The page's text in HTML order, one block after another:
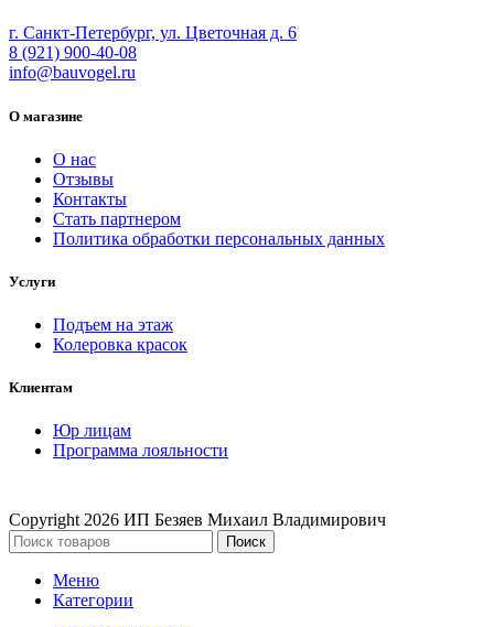
г. Санкт-Петербург, ул. Цветочная д. 6
8 (921) 900-40-08
info@bauvogel.ru
О магазине
О нас
Отзывы
Контакты
Стать партнером
Политика обработки персональных данных
Услуги
Подъем на этаж
Колеровка красок
Клиентам
Юр лицам
Программа лояльности
Copyright 2026 ИП Безяев Михаил Владимирович
Поиск
Меню
Категории